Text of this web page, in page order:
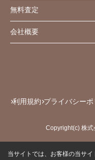
無料査定
会社概要
利用規約 プライバシーポ
Copyright(c) 株式
当サイトでは、お客様の当サ